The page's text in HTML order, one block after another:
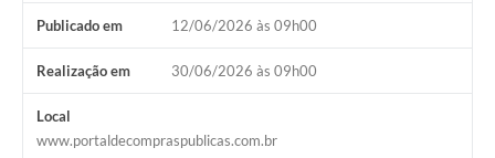
Editais
Links
Serviços Online
Publicado em 12/06/2026 às 09h00
Realização em 30/06/2026 às 09h00
Local
www.portaldecompraspublicas.com.br